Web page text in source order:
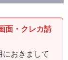
面・クレカ請
おきまして